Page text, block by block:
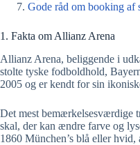
Gode råd om booking af
1. Fakta om Allianz Arena
Allianz Arena, beliggende i
stolte tyske fodboldhold,
2005 og er kendt for sin
Det mest bemærkelsesværdige
skal, der kan ændre farve og
1860 München’s blå eller